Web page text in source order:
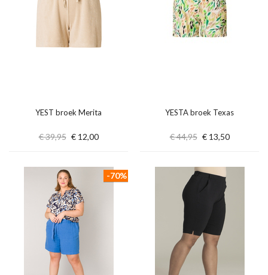
YEST broek Merita
€ 39,95 € 12,00
YESTA broek Texas
€ 44,95 € 13,50
-70%